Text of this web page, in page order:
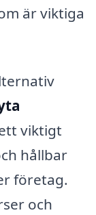
är viktiga
viktigt
hållbar
företag.
och